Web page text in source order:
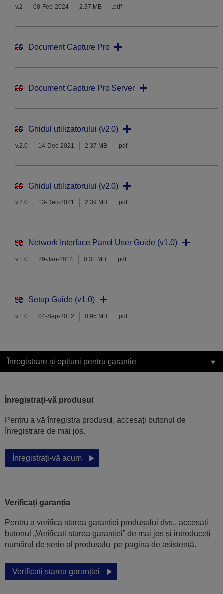
v.2 08-Feb-2024 2.37 MB .pdf
Document Capture Pro
Document Capture Pro Server
Ghidul utilizatorului (v2.0)
v.2.0 14-Dec-2021 2.37 MB .pdf
Ghidul utilizatorului (v2.0)
v.2.0 13-Dec-2021 2.39 MB .pdf
Network Interface Panel User Guide (v1.0)
v.1.0 29-Jan-2014 0.31 MB .pdf
Setup Guide (v1.0)
v.1.0 04-Sep-2012 0.95 MB .pdf
Înregistrare și opțiuni pentru garanție
Înregistrați-vă produsul
Pentru a vă înregistra produsul, accesați butonul de
înregistrare de mai jos.
Înregistrați-vă acum
Verificați garanția
Pentru a verifica starea garanției produsului dvs., accesați
butonul „Verificati starea garanției” de mai jos și introduceți
numărul de serie al produsului pe pagina de asistență.
Verificați starea garanției